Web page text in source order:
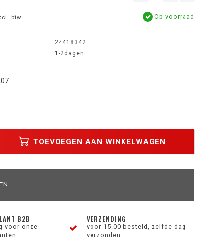
btw Op voorraad
24418342
1-2dagen
TOEVOEGEN AAN WINKELWAGEN
B2B
voor onze
VERZENDING
voor 15.00 besteld, zelfde dag
verzonden